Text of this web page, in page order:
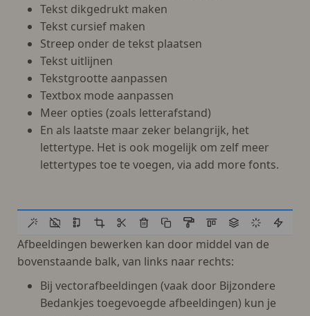
Tekst dikgedrukt maken
Tekst cursief maken
Streep onder de tekst plaatsen
Tekst uitlijnen
Tekstgrootte aanpassen
Textbox mode aanpassen
Meer opties (zoals letterafstand)
En als laatste maar zeker belangrijk, het
lettertype. Het is ook mogelijk om zelf meer
lettertypes toe te voegen, via add more fonts.
Afbeeldingen bewerken kan door middel van de
bovenstaande balk, van links naar rechts:
Bij vectorafbeeldingen (vaak door Bijzondere
Bedankjes toegevoegde afbeeldingen) kun je